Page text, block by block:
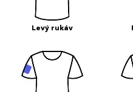
Levý rukáv